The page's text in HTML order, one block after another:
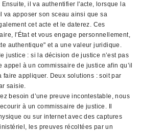
il va authentifier l'acte, lorsque la
va apposer son sceau ainsi que sa
cet acte et le daterez. Ces
l'État et vous engage personnellement,
authentique" et a une valeur juridique.
justice : si la décision de justice n’est pas
à un commissaire de justice afin qu’il
faire appliquer. Deux solutions : soit par
saisie.
besoin d’une preuve incontestable, nous
à un commissaire de justice. Il
ou sur internet avec des captures
les preuves récoltées par un